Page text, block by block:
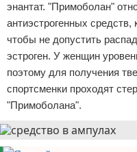
Зимние виды спорта
Тренировки дома
Спортивное питание
энантат. "Примоболан"
антиэстрогенных
чтобы не допустить
эстроген. У женщин
поэтому для получения
спортсменки проходят
"Примоболана".